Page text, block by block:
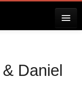
Daniel